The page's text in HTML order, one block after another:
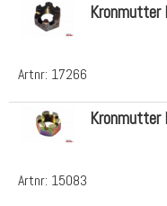
Artnr: 17266
Kronmutter
Artnr: 15083
Kronmutter